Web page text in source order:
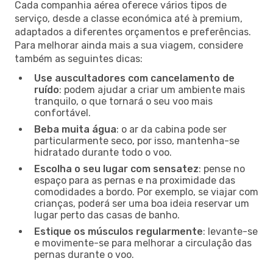
Cada companhia aérea oferece vários tipos de
serviço, desde a classe económica até à premium,
adaptados a diferentes orçamentos e preferências.
Para melhorar ainda mais a sua viagem, considere
também as seguintes dicas:
Use auscultadores com cancelamento de
ruído: podem ajudar a criar um ambiente mais
tranquilo, o que tornará o seu voo mais
confortável.
Beba muita água: o ar da cabina pode ser
particularmente seco, por isso, mantenha-se
hidratado durante todo o voo.
Escolha o seu lugar com sensatez: pense no
espaço para as pernas e na proximidade das
comodidades a bordo. Por exemplo, se viajar com
crianças, poderá ser uma boa ideia reservar um
lugar perto das casas de banho.
Estique os músculos regularmente: levante-se
e movimente-se para melhorar a circulação das
pernas durante o voo.